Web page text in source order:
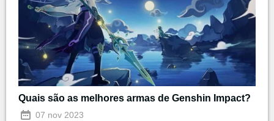
Quais são as melhores armas de Genshin Impact?
07 nov 2023